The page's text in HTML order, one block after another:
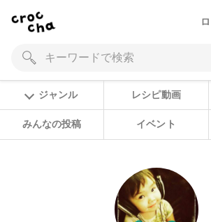
ジャンル レシピ動画
みんなの投稿 イベント